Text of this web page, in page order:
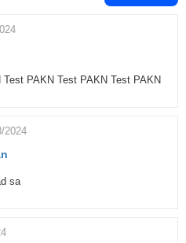
Test PAKN Test PAKN Test PAKN
2024
sa